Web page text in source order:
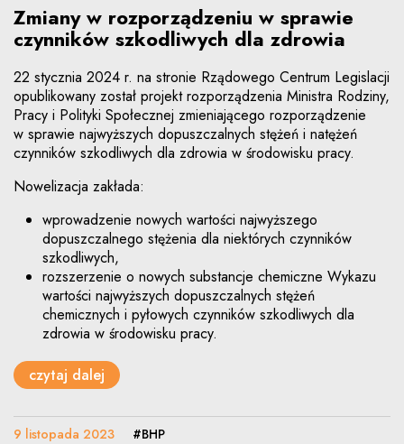
Zmiany w rozporządzeniu w sprawie
czynników szkodliwych dla zdrowia
22 stycznia 2024 r. na stronie Rządowego Centrum Legislacji
opublikowany został projekt rozporządzenia Ministra Rodziny,
Pracy i Polityki Społecznej zmieniającego rozporządzenie
w sprawie najwyższych dopuszczalnych stężeń i natężeń
czynników szkodliwych dla zdrowia w środowisku pracy.
Nowelizacja zakłada:
wprowadzenie nowych wartości najwyższego
dopuszczalnego stężenia dla niektórych czynników
szkodliwych,
rozszerzenie o nowych substancje chemiczne Wykazu
wartości najwyższych dopuszczalnych stężeń
chemicznych i pyłowych czynników szkodliwych dla
zdrowia w środowisku pracy.
czytaj dalej
9 listopada 2023 #BHP